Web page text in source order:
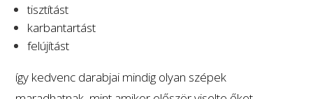
tisztítást
karbantartást
felújítást
így kedvenc darabjai mindig olyan szépek